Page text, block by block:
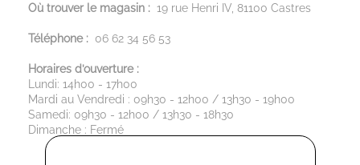
Où trouver le magasin : 19 rue Henri IV, 81100 Castres
Téléphone : 06 62 34 56 53
Horaires d’ouverture :
Lundi: 14h00 - 17h00
Mardi au Vendredi : 09h30 - 12h00 / 13h30 - 19h00
Samedi: 09h30 - 12h00 / 13h30 - 18h30
Dimanche : Fermé